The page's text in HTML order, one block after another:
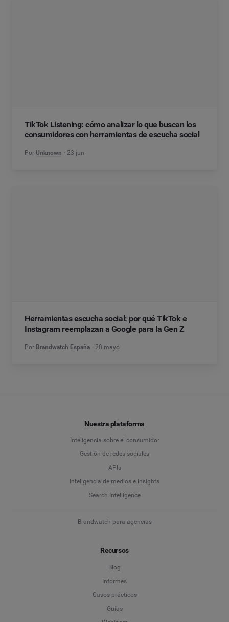
TikTok Listening: cómo analizar lo que buscan los
consumidores con herramientas de escucha social
Por Unknown 23 jun
Herramientas escucha social: por qué TikTok e
Instagram reemplazan a Google para la Gen Z
Por Brandwatch España 28 mayo
Nuestra plataforma
Inteligencia sobre el consumidor
Gestión de redes sociales
APIs
Inteligencia de medios e insights
Search Intelligence
Brandwatch para agencias
Recursos
Blog
Informes
Casos prácticos
Guías